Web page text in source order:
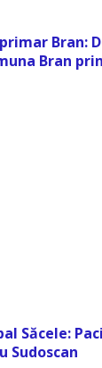
Bran:
Bran
Săcele:
Sudoscan